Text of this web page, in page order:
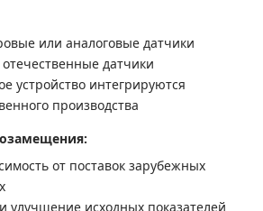
или аналоговые датчики
датчики
устройство интегрируются
производства
от поставок зарубежных
улучшение исходных показателей